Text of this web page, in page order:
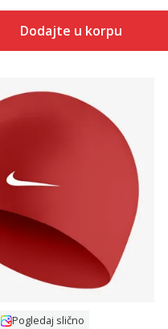
Dodajte u korpu
Uporedi
Pogledaj slično